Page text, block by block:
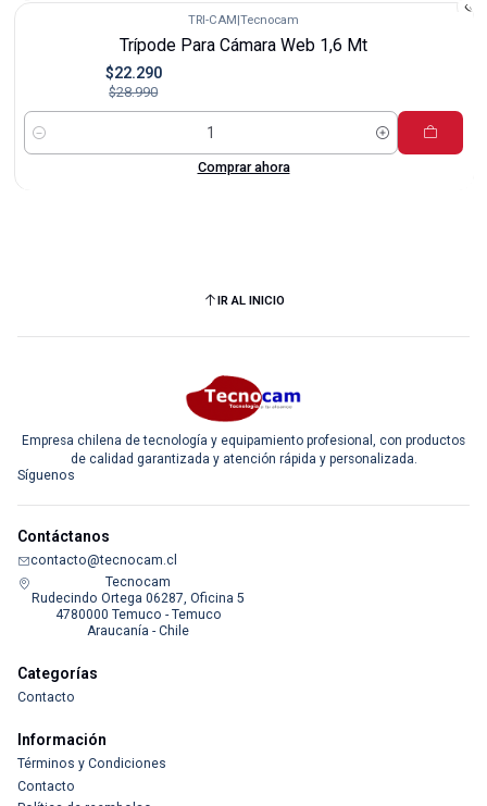
TRI-CAM|Tecnocam
Trípode Para Cámara Web 1,6 Mt
$22.290
$28.990
Cantidad
Comprar ahora
IR AL INICIO
Empresa chilena de tecnología y equipamiento profesional, con productos
de calidad garantizada y atención rápida y personalizada.
Síguenos
Contáctanos
contacto@tecnocam.cl
Tecnocam
Rudecindo Ortega 06287, Oficina 5
4780000 Temuco - Temuco
Araucanía - Chile
Categorías
Contacto
Información
Términos y Condiciones
Contacto